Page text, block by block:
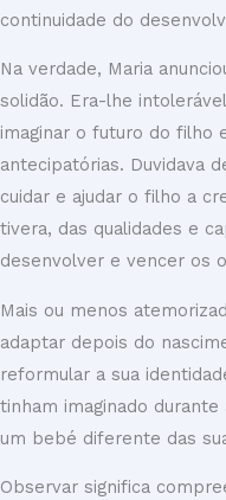
continuidade do
Na verdade, Maria
solidão. Era-lhe
imaginar o futuro do filho
antecipatórias. Duvidava
cuidar e ajudar o filho a
tivera, das qualidades e
desenvolver e vencer os
Mais ou menos
adaptar depois do
reformular a sua
tinham imaginado
um bebé diferente das
Observar significa